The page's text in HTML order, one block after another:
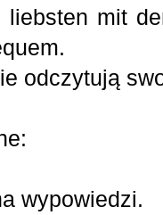
liebsten mit
odczytują
wypowiedzi.